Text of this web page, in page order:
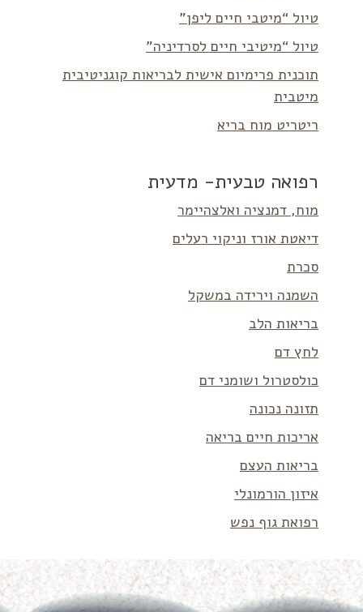
טיול “מיטבי חיים ליפן”
טיול “מיטיבי חיים לסרדיניה”
תוכנית פרימיום אישית לבריאות קוגניטיבית
מיטבית
ריטריט מוח בריא
רפואה טבעית- מדעית
מוח, דמנציה ואלצהיימר
דיאטת אורז וניקוי רעלים
סכרת
השמנה וירידה במשקל
בריאות הלב
לחץ דם
כולסטרול ושומני דם
תזונה נכונה
אריכות חיים בריאה
בריאות העצם
איזון הורמונלי
רפואת גוף נפש